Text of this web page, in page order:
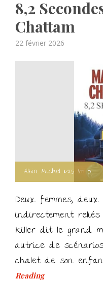
8,2
Chattam
Posted
22 février 2026
Albin Michel 11/25 399 p.
Deux femmes,
indirectement
killer dit le grand
autrice de
chalet de son
Reading